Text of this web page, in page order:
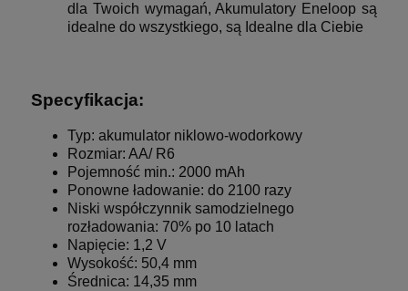
dla Twoich wymagań, Akumulatory Eneloop są
idealne do wszystkiego, są Idealne dla Ciebie
Specyfikacja:
Typ: akumulator niklowo-wodorkowy
Rozmiar: AA/ R6
Pojemność min.: 2000 mAh
Ponowne ładowanie: do 2100 razy
Niski współczynnik samodzielnego
rozładowania: 70% po 10 latach
Napięcie: 1,2 V
Wysokość: 50,4 mm
Średnica: 14,35 mm